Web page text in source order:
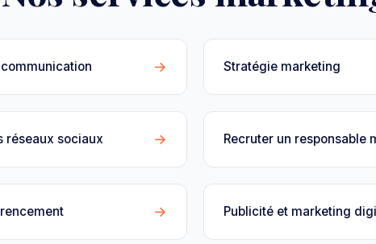
→ Stratégie marketing
réseaux sociaux → Recruter un responsable
→ Publicité et marketing